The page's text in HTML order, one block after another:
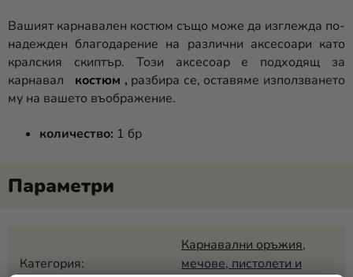
Вашият карнавален костюм също може да изглежда по-
надежден благодарение на различни аксесоари като
кралския скиптър. Този аксесоар е подходящ за
карнавал
костюм , разбира се, оставяме използването
му на вашето въображение.
количество: 1 бр
Категория:
Карнавални оръжия,
мечове, пистолети и